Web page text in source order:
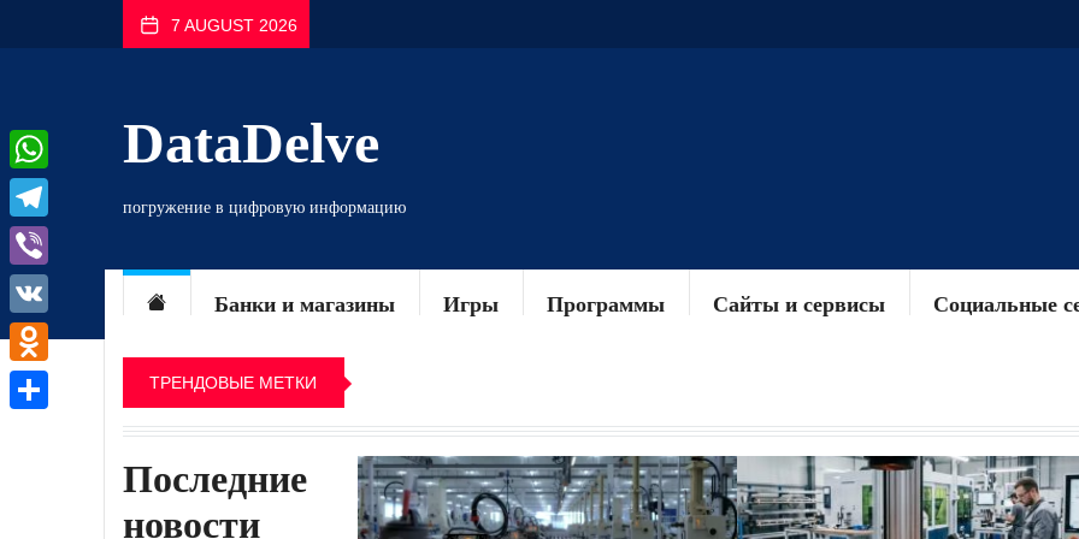
7 AUGUST 2026
DataDelve
погружение в цифровую информацию
Банки и магазины Игры Программы Сайты и сервисы Социальные
ТРЕНДОВЫЕ МЕТКИ
Последние
новости
WhatsApp
Telegram
Viber
VK
Odnoklassniki